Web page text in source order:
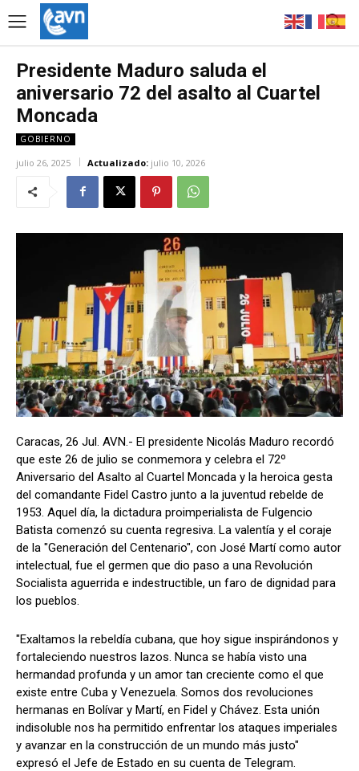
Presidente Maduro saluda el
aniversario 72 del asalto al Cuartel
Moncada
GOBIERNO
julio 26, 2025 Actualizado: julio 10, 2026
Caracas, 26 Jul. AVN.- El presidente Nicolás Maduro recordó
que este 26 de julio se conmemora y celebra el 72º
Aniversario del Asalto al Cuartel Moncada y la heroica gesta
del comandante Fidel Castro junto a la juventud rebelde de
1953. Aquel día, la dictadura proimperialista de Fulgencio
Batista comenzó su cuenta regresiva. La valentía y el coraje
de la "Generación del Centenario", con José Martí como autor
intelectual, fue el germen que dio paso a una Revolución
Socialista aguerrida e indestructible, un faro de dignidad para
los pueblos.
"Exaltamos la rebeldía cubana, que hoy sigue inspirándonos y
fortaleciendo nuestros lazos. Nunca se había visto una
hermandad profunda y un amor tan creciente como el que
existe entre Cuba y Venezuela. Somos dos revoluciones
hermanas en Bolívar y Martí, en Fidel y Chávez. Esta unión
indisoluble nos ha permitido enfrentar los ataques imperiales
y avanzar en la construcción de un mundo más justo"
expresó el Jefe de Estado en su cuenta de Telegram.